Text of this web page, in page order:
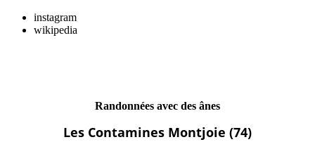
instagram
wikipedia
Randonnées avec des ânes
Les Contamines Montjoie (74)